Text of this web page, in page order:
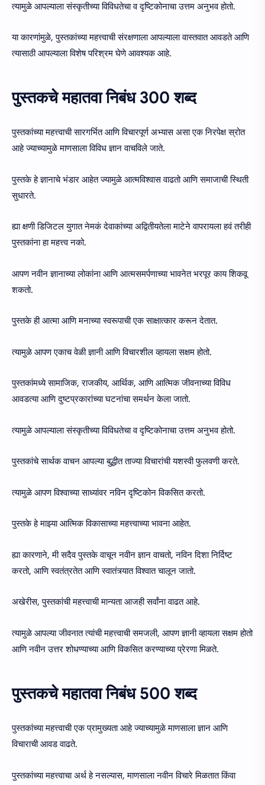
त्यामुळे आपल्याला संस्कृतीच्या विविधतेचा व दृष्टिकोनाचा उत्तम अनुभव होतो.
या कारणांमुळे, पुस्तकांच्या महत्त्वाची संरक्षणाला आपल्याला वास्तवात आवडते आणि
त्यासाठी आपल्याला विशेष परिश्रम घेणे आवश्यक आहे.
पुस्तकचे महातवा निबंध 300 शब्द
पुस्तकांच्या महत्त्वाची सारगर्भित आणि विचारपूर्ण अभ्यास असा एक निरपेक्ष स्रोत
आहे ज्याच्यामुळे माणसाला विविध ज्ञान वाचविले जाते.
पुस्तके हे ज्ञानाचे भंडार आहेत ज्यामुळे आत्मविश्वास वाढतो आणि समाजाची स्थिती
सुधारते.
ह्या क्षणी डिजिटल युगात नेमकं देवाकांच्या अद्वितीयतेला माटेने वापरायला हवं तरीही
पुस्तकांना हा महत्त्व नको.
आपण नवीन ज्ञानाच्या लोकांना आणि आत्मसमर्पणाच्या भावनेत भरपूर काय शिकवू
शकतो.
पुस्तके ही आत्मा आणि मनाच्या स्वरूपाची एक साक्षात्कार करून देतात.
त्यामुळे आपण एकाच वेळी ज्ञानी आणि विचारशील व्हायला सक्षम होतो.
पुस्तकांमध्ये सामाजिक, राजकीय, आर्थिक, आणि आत्मिक जीवनाच्या विविध
आवडत्या आणि दुष्टप्रकारांच्या घटनांचा समर्थन केला जातो.
त्यामुळे आपल्याला संस्कृतीच्या विविधतेचा व दृष्टिकोनाचा उत्तम अनुभव होतो.
पुस्तकांचे सार्थक वाचन आपल्या बुद्धीत ताज्या विचारांची यशस्वी फुलवणी करते.
त्यामुळे आपण विश्वाच्या साध्यांवर नविन दृष्टिकोन विकसित करतो.
पुस्तके हे माझ्या आत्मिक विकासाच्या महत्त्वाच्या भावना आहेत.
ह्या कारणाने, मी सदैव पुस्तके वाचून नवीन ज्ञान वाचतो, नविन दिशा निर्दिष्ट
करतो, आणि स्वतंत्रतेत आणि स्वातंत्र्यात विश्वात चालून जातो.
अखेरीस, पुस्तकांची महत्त्वाची मान्यता आजही सर्वांना वाढत आहे.
त्यामुळे आपल्या जीवनात त्यांची महत्त्वाची समजली, आपण ज्ञानी व्हायला सक्षम होतो
आणि नवीन उत्तर शोधण्याच्या आणि विकसित करण्याच्या प्रेरणा मिळते.
पुस्तकचे महातवा निबंध 500 शब्द
पुस्तकांच्या महत्त्वाची एक प्रामुख्यता आहे ज्याच्यामुळे माणसाला ज्ञान आणि
विचाराची आवड वाढते.
पुस्तकांच्या महत्त्वाचा अर्थ हे नसल्यास, माणसाला नवीन विचारे मिळतात किंवा